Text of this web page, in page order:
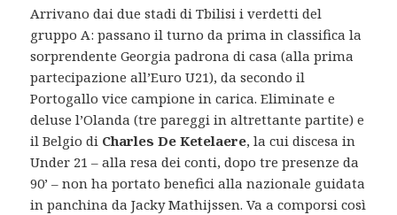
Arrivano dai due stadi di Tbilisi i verdetti del
gruppo A: passano il turno da prima in classifica la
sorprendente Georgia padrona di casa (alla prima
partecipazione all’Euro U21), da secondo il
Portogallo vice campione in carica. Eliminate e
deluse l’Olanda (tre pareggi in altrettante partite) e
il Belgio di Charles De Ketelaere, la cui discesa in
Under 21 – alla resa dei conti, dopo tre presenze da
90’ – non ha portato benefici alla nazionale guidata
in panchina da Jacky Mathijssen. Va a comporsi così